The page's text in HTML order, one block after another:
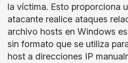
la víctima. Esto proporciona
atacante realice ataques
archivo hosts en Windows
sin formato que se utiliza
host a direcciones IP